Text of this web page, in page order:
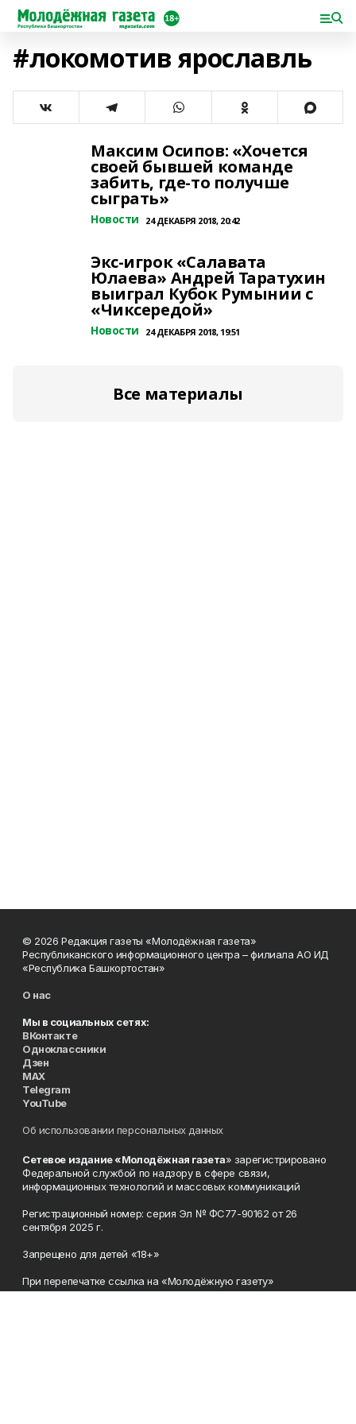
#локомотив ярославль
Максим Осипов: «Хочется
своей бывшей команде
забить, где-то получше
сыграть»
Новости 24 ДЕКАБРЯ 2018, 20:42
Экс-игрок «Салавата
Юлаева» Андрей Таратухин
выиграл Кубок Румынии c
«Чиксередой»
Новости 24 ДЕКАБРЯ 2018, 19:51
Все материалы
© 2026 Редакция газеты «Молодёжная газета»
Республиканского информационного центра – филиала АО ИД
«Республика Башкортостан»
О нас
Мы в социальных сетях:
ВКонтакте
Одноклассники
Дзен
MAX
Telegram
YouTube
Об использовании персональных данных
Сетевое издание «Молодёжная газета» зарегистрировано
Федеральной службой по надзору в сфере связи,
информационных технологий и массовых коммуникаций
Регистрационный номер: серия Эл № ФС77-90162 от 26
сентября 2025 г.
Запрещено для детей «18+»
При перепечатке ссылка на «Молодёжную газету»
обязательна.